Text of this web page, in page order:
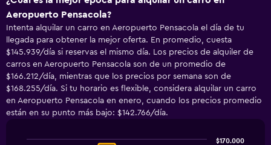
Aeropuerto Pensacola?
Intenta alquilar un carro en Aeropuerto Pensacola el día de tu
llegada para obtener la mejor oferta. En promedio, cuesta
$145.939/día si reservas el mismo día. Los precios de alquiler de
carros en Aeropuerto Pensacola son de un promedio de
$166.212/día, mientras que los precios por semana son de
$168.255/día. Si tu horario es flexible, considera alquilar un carro
en Aeropuerto Pensacola en enero, cuando los precios promedio
están en su punto más bajo: $142.766/día.
$170.000